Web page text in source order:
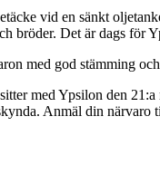
vid en sänkt
bröder. Det är dags för
med god stämming
med Ypsilon den
Anmäl din närvaro